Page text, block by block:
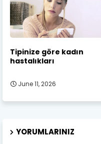
Tipinize göre kadın
hastalıkları
June 11, 2026
YORUMLARINIZ